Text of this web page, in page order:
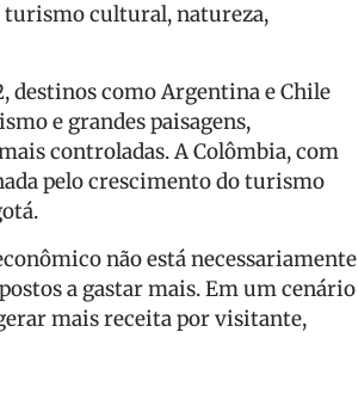
turismo cultural, natureza,
destinos como Argentina e Chile
e grandes paisagens,
controladas. A Colômbia, com
pelo crescimento do turismo
não está necessariamente
a gastar mais. Em um cenário
mais receita por visitante,